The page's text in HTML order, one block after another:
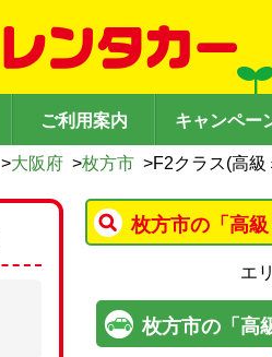
ご利用案内 キャンペー
>大阪府 >枚方市 >F2クラス(高
枚方市の「高
エ
枚方市の「高